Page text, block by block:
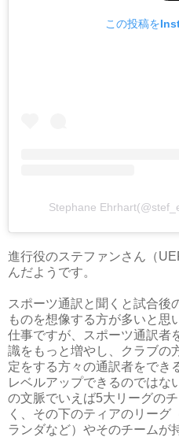
この投稿を
Stephane
進行役のステファンさん（
んだようです。
スポーツ通訳と聞くと試合後
ものを想像する方が多いと思
仕事ですが、スポーツ通訳者
識をもっと増やし、クラブの
定をする方々の通訳者をでき
レベルアップできるのではな
の文脈でいえば5大リーグの
く、その下のティアのリーグ
ランダなど）やそのチームが